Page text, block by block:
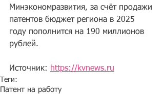
Минэкономразвития, за счёт продажи
патентов бюджет региона в 2025
году пополнится на 190 миллионов
рублей.
Источник: https://kvnews.ru
Теги:
Патент на работу